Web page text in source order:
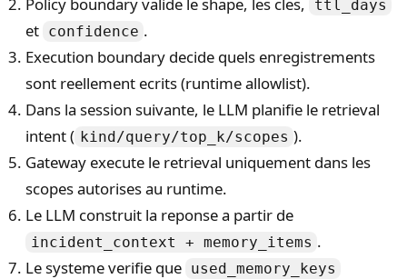
ttl_days
et confidence .
Execution boundary decide quels enregistrements
sont reellement ecrits (runtime allowlist).
Dans la session suivante, le LLM planifie le retrieval
intent ( kind/query/top_k/scopes ).
Gateway execute le retrieval uniquement dans les
scopes autorises au runtime.
Le LLM construit la reponse a partir de
incident_context + memory_items .
Le systeme verifie que used_memory_keys